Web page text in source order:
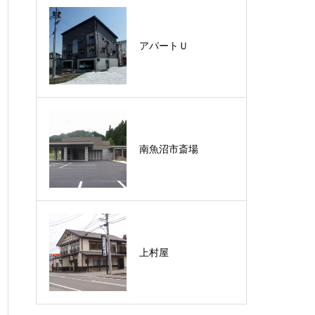
アパートＵ
南魚沼市斎場
上村屋
登川魚道
第一上田小 校舎棟